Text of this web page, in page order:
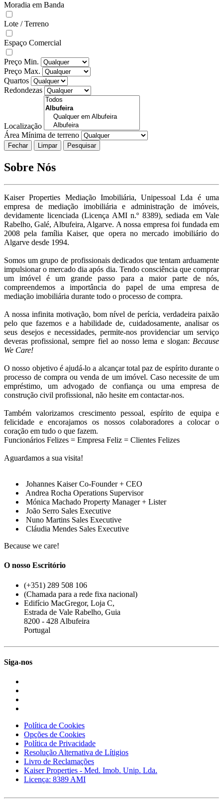
Moradia em Banda
Lote / Terreno
Espaço Comercial
Preço Min.
Preço Max.
Quartos
Redondezas
Localização
Área Mínima de terreno
Fechar
Sobre Nós
Kaiser Properties Mediação Imobiliária, Unipessoal Lda é uma
empresa de mediação imobiliária e administração de imóveis,
devidamente licenciada (Licença AMI n.º 8389), sediada em Vale
Rabelho, Galé, Albufeira, Algarve. A nossa empresa foi fundada em
2008 pela família Kaiser, que opera no mercado imobiliário do
Algarve desde 1994.
Somos um grupo de profissionais dedicados que tentam arduamente
impulsionar o mercado dia após dia. Tendo consciência que comprar
um imóvel é um grande passo para a maior parte de nós,
compreendemos a importância do papel de uma empresa de
mediação imobiliária durante todo o processo de compra.
A nossa infinita motivação, bom nível de perícia, verdadeira paixão
pelo que fazemos e a habilidade de, cuidadosamente, analisar os
seus desejos e necessidades, permite-nos providenciar um serviço
deveras profissional, sempre fiel ao nosso lema e slogan: Because
We Care!
O nosso objetivo é ajudá-lo a alcançar total paz de espírito durante o
processo de compra ou venda de um imóvel. Caso necessite de um
empréstimo, um advogado de confiança ou uma empresa de
construção civil profissional, não hesite em contactar-nos.
Também valorizamos crescimento pessoal, espírito de equipa e
felicidade e encorajamos os nossos colaboradores a colocar o
coração em tudo o que fazem.
Funcionários Felizes = Empresa Feliz = Clientes Felizes
Aguardamos a sua visita!
Johannes Kaiser Co-Founder + CEO
Andrea Rocha Operations Supervisor
Mónica Machado Property Manager + Lister
João Serro Sales Executive
Nuno Martins Sales Executive
Cláudia Mendes Sales Executive
Because we care!
O nosso Escritório
(+351) 289 508 106
(Chamada para a rede fixa nacional)
Edifício MacGregor, Loja C,
Estrada de Vale Rabelho, Guia
8200 - 428 Albufeira
Portugal
Siga-nos
Política de Cookies
Opções de Cookies
Política de Privacidade
Resolução Alternativa de Lítigios
Livro de Reclamações
Kaiser Properties - Med. Imob. Unip. Lda.
Licença: 8389 AMI